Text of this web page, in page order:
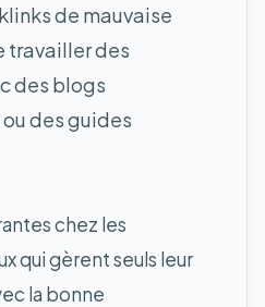
de mauvaise
travailler des
des blogs
des guides
chez les
qui gèrent seuls leur
la bonne